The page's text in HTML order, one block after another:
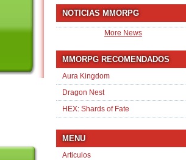
NOTICIAS MMORPG
More News
MMORPG RECOMENDADOS
Aura Kingdom
Dragon Nest
HEX: Shards of Fate
MENU
Articulos